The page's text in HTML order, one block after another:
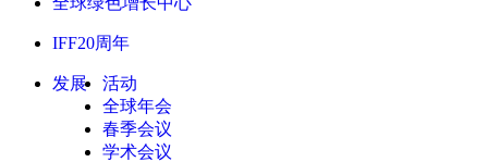
IFF20周年
发展
活动
全球年会
春季会议
学术会议